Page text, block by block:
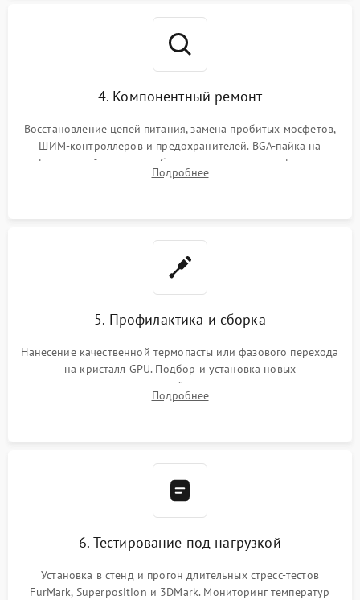
4. Компонентный ремонт
Восстановление цепей питания, замена пробитых мосфетов,
ШИМ-контроллеров и предохранителей. BGA-пайка на
инфракрасной станции реболлинг или замена графического
чипа и дефектной памяти GDDR. Прошивка BIOS
Подробнее
5. Профилактика и сборка
Нанесение качественной термопасты или фазового перехода
на кристалл GPU. Подбор и установка новых
термопрокладок правильной толщины на память и цепи
питания. Монтаж радиатора и бэкплейта, подключение и
Подробнее
6. Тестирование под нагрузкой
Установка в стенд и прогон длительных стресс-тестов
FurMark, Superposition и 3DMark. Мониторинг температур